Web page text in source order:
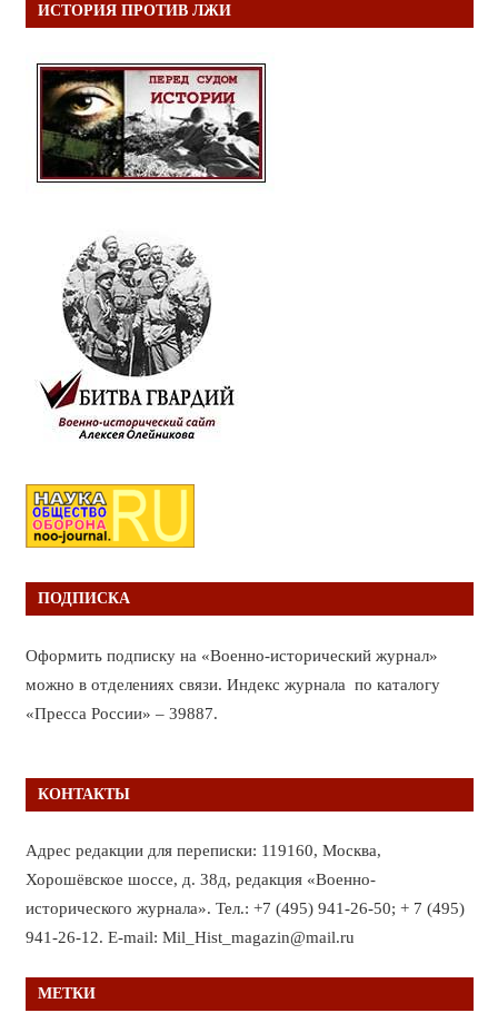
ИСТОРИЯ ПРОТИВ ЛЖИ
ПОДПИСКА
Оформить подписку на «Военно-исторический журнал»
можно в отделениях связи. Индекс журнала по каталогу
«Пресса России» – 39887.
КОНТАКТЫ
Адрес редакции для переписки: 119160, Москва,
Хорошёвское шоссе, д. 38д, редакция «Военно-
исторического журнала». Тел.: +7 (495) 941-26-50; + 7 (495)
941-26-12. E-mail: Mil_Hist_magazin@mail.ru
МЕТКИ